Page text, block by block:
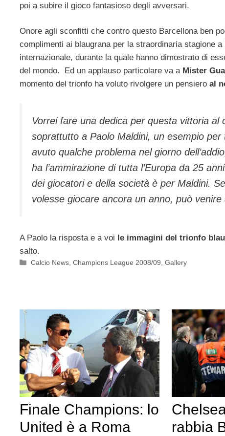
poi a subire il gioco fantasioso degli avversari.
Onore agli sconfitti che contro questo Barcellona ben
complimenti ai blaugrana per la straordinaria stagione
internazionale, durante la quale hanno dimostrato di
del mondo. Ed un applauso particolare va a Mister
momento del trionfo ha voluto rivolgere un pensiero al
Vorrei fare una dedica per questa vittoria al
soprattutto a Paolo Maldini, un esempio
avuto qualche problema nel giorno
ha l’ammirazione di tutta l’Europa da 25
dei giocatori e della società è per Maldini.
volesse giocare ancora un anno, può venire
A Paolo la risposta e a voi le immagini del trionfo
salto.
Categorie
Calcio News ,Champions League 2008/09 ,Gallery
Finale Champions: lo
United è a Roma
rabbia